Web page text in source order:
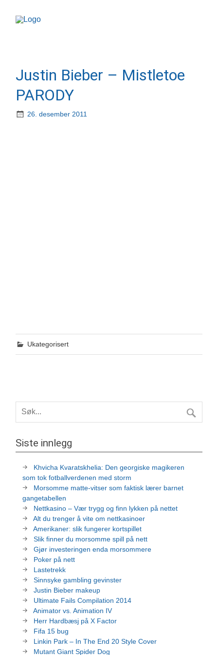
Justin Bieber – Mistletoe
PARODY
26. desember 2011
Ukategorisert
Siste innlegg
Khvicha Kvaratskhelia: Den georgiske magikeren
som tok fotballverdenen med storm
Morsomme matte-vitser som faktisk lærer barnet
gangetabellen
Nettkasino – Vær trygg og finn lykken på nettet
Alt du trenger å vite om nettkasinoer
Amerikaner: slik fungerer kortspillet
Slik finner du morsomme spill på nett
Gjør investeringen enda morsommere
Poker på nett
Lastetrekk
Sinnsyke gambling gevinster
Justin Bieber makeup
Ultimate Fails Compilation 2014
Animator vs. Animation IV
Herr Hardbæsj på X Factor
Fifa 15 bug
Linkin Park – In The End 20 Style Cover
Mutant Giant Spider Dog